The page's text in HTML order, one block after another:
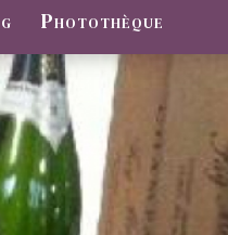
Photothèque